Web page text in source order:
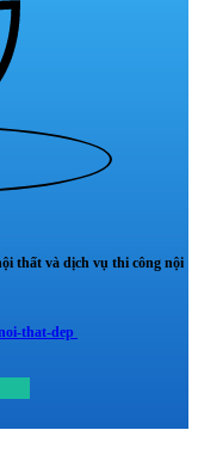
thất và dịch vụ thi công nội
that-dep